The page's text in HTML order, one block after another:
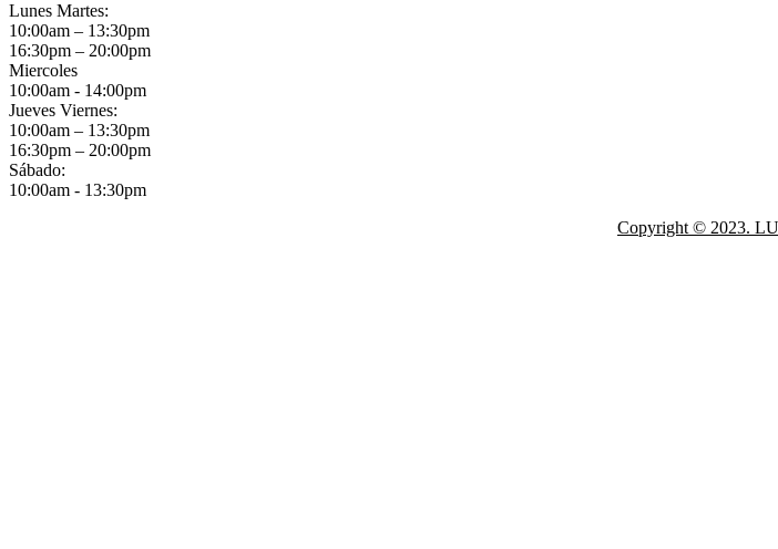
Lunes Martes:
10:00am – 13:30pm
16:30pm – 20:00pm
Miercoles
10:00am - 14:00pm
Jueves Viernes:
10:00am – 13:30pm
16:30pm – 20:00pm
Sábado:
10:00am - 13:30pm
Copyright © 2023.